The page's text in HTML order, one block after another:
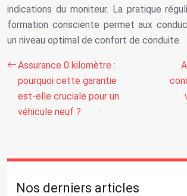
indications du moniteur. La pratique
formation consciente permet aux
un niveau optimal de confort de conduite.
Assurance 0 kilomètre :
pourquoi cette garantie
est-elle cruciale pour un
véhicule neuf ?
Nos derniers articles